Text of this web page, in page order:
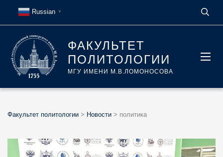
ФАКУЛЬТЕТ
ПОЛИТОЛОГИИ
МГУ ИМЕНИ М.В.ЛОМОНОСОВА
Факультет политологии > Новости > политика
Russian ▼